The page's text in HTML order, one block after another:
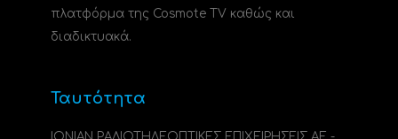
πλατφόρμα της Cosmote TV καθώς και
διαδικτυακά.
Ταυτότητα